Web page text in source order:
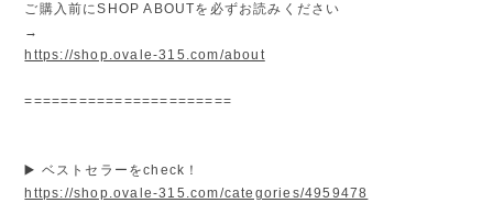
ご購入前にSHOP ABOUTを必ずお読みください
→
https://shop.ovale-315.com/about
=======================
▶️ ベストセラーをcheck！
https://shop.ovale-315.com/categories/4959478